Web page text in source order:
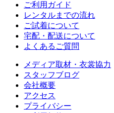
ご利用ガイド
レンタルまでの流れ
ご試着について
宅配・配送について
よくあるご質問
メディア取材・衣裳協力
スタッフブログ
会社概要
アクセス
プライバシー